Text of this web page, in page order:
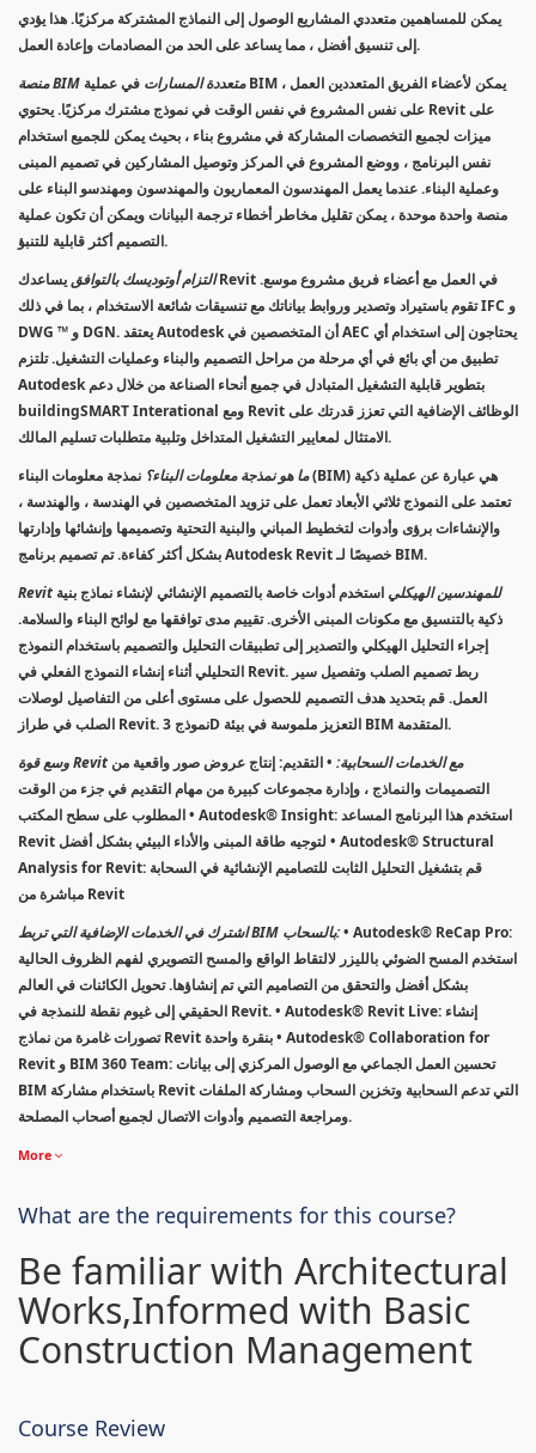
يمكن للمساهمين متعددي المشاريع الوصول إلى النماذج المشتركة مركزيًا. هذا يؤدي
إلى تنسيق أفضل ، مما يساعد على الحد من المصادمات وإعادة العمل.
منصة BIM متعددة المسارات في عملية BIM ، يمكن لأعضاء الفريق المتعددين العمل
على نفس المشروع في نفس الوقت في نموذج مشترك مركزيًا. يحتوي Revit على
ميزات لجميع التخصصات المشاركة في مشروع بناء ، بحيث يمكن للجميع استخدام
نفس البرنامج ، ووضع المشروع في المركز وتوصيل المشاركين في تصميم المبنى
وعملية البناء. عندما يعمل المهندسون المعماريون والمهندسون ومهندسو البناء على
منصة واحدة موحدة ، يمكن تقليل مخاطر أخطاء ترجمة البيانات ويمكن أن تكون عملية
التصميم أكثر قابلية للتنبؤ.
التزام أوتوديسك بالتوافقيساعدك Revit في العمل مع أعضاء فريق مشروع موسع.
تقوم باستيراد وتصدير وروابط بياناتك مع تنسيقات شائعة الاستخدام ، بما في ذلك IFC و
DWG ™ و DGN. يعتقد Autodesk أن المتخصصين في AEC يحتاجون إلى استخدام أي
تطبيق من أي بائع في أي مرحلة من مراحل التصميم والبناء وعمليات التشغيل. تلتزم
Autodesk بتطوير قابلية التشغيل المتبادل في جميع أنحاء الصناعة من خلال دعم
buildingSMART Interational ومع Revit الوظائف الإضافية التي تعزز قدرتك على
الامتثال لمعايير التشغيل المتداخل وتلبية متطلبات تسليم المالك.
ما هو نمذجة معلومات البناء؟ نمذجة معلومات البناء (BIM) هي عبارة عن عملية ذكية
تعتمد على النموذج ثلاثي الأبعاد تعمل على تزويد المتخصصين في الهندسة ، والهندسة ،
والإنشاءات برؤى وأدوات لتخطيط المباني والبنية التحتية وتصميمها وإنشائها وإدارتها
بشكل أكثر كفاءة. تم تصميم برنامج Autodesk Revit خصيصًا لـ BIM.
Revit للمهندسين الهيكلي استخدم أدوات خاصة بالتصميم الإنشائي لإنشاء نماذج بنية
ذكية بالتنسيق مع مكونات المبنى الأخرى. تقييم مدى توافقها مع لوائح البناء والسلامة.
إجراء التحليل الهيكلي والتصدير إلى تطبيقات التحليل والتصميم باستخدام النموذج
التحليلي أثناء إنشاء النموذج الفعلي في Revit. ربط تصميم الصلب وتفصيل سير
العمل. قم بتحديد هدف التصميم للحصول على مستوى أعلى من التفاصيل لوصلات
الصلب في طراز Revit. نموذج 3D التعزيز ملموسة في بيئة BIM المتقدمة.
وسع قوة Revit مع الخدمات السحابية: • التقديم: إنتاج عروض صور واقعية من
التصميمات والنماذج ، وإدارة مجموعات كبيرة من مهام التقديم في جزء من الوقت
المطلوب على سطح المكتب • Autodesk® Insight: استخدم هذا البرنامج المساعد
Revit لتوجيه طاقة المبنى والأداء البيئي بشكل أفضل • Autodesk® Structural
Analysis for Revit: قم بتشغيل التحليل الثابت للتصاميم الإنشائية في السحابة
مباشرة من Revit
اشترك في الخدمات الإضافية التي تربط BIM بالسحاب:• Autodesk® ReCap Pro:
استخدم المسح الضوئي بالليزر لالتقاط الواقع والمسح التصويري لفهم الظروف الحالية
بشكل أفضل والتحقق من التصاميم التي تم إنشاؤها. تحويل الكائنات في العالم
الحقيقي إلى غيوم نقطة للنمذجة في Revit. • Autodesk® Revit Live: إنشاء
تصورات غامرة من نماذج Revit بنقرة واحدة • Autodesk® Collaboration for
Revit و BIM 360 Team: تحسين العمل الجماعي مع الوصول المركزي إلى بيانات
BIM باستخدام مشاركة Revit التي تدعم السحابية وتخزين السحاب ومشاركة الملفات
ومراجعة التصميم وأدوات الاتصال لجميع أصحاب المصلحة.
More
What are the requirements for this course?
Be familiar with Architectural
Works,Informed with Basic
Construction Management
Course Review